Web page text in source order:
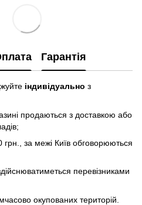
Гарантія
індивідуально з
продаються з доставкою або
грн., за межі Київ обговорюються
перевізниками
окупованих територій.